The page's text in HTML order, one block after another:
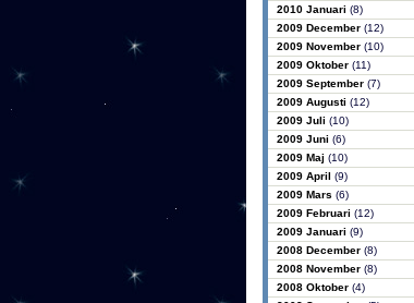
2010 Januari (8)
2009 December (12)
2009 November (10)
2009 Oktober (11)
2009 September (7)
2009 Augusti (12)
2009 Juli (10)
2009 Juni (6)
2009 Maj (10)
2009 April (9)
2009 Mars (6)
2009 Februari (12)
2009 Januari (9)
2008 December (8)
2008 November (8)
2008 Oktober (4)